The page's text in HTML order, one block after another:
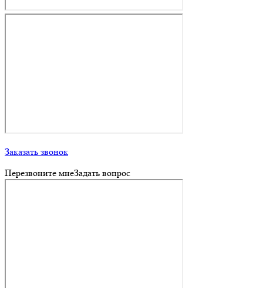
Заказать звонок
Перезвоните мнеЗадать вопрос